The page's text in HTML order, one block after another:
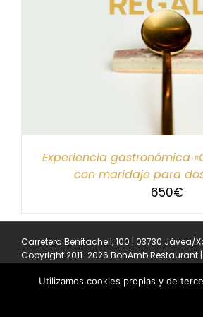
Experiencia gastronómica
con maridaje para
650€
SELECCIONAR IMPORTE
Carretera Benitachell, 100 | 03730 Jávea/
Copyright 2011-2026 BonAmb Restaurant
Utilizamos cookies propias y de